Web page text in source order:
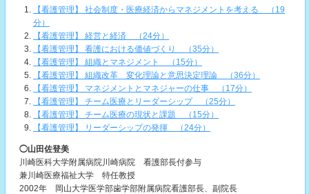
【看護管理】 社会制度・医療経済からマネジメントを考える （19
分）
【看護管理】 経営と経済 （24分）
【看護管理】 看護における価値づくり （35分）
【看護管理】 組織とマネジメント （15分）
【看護管理】 組織改革 変化理論と意思決定理論 （36分）
【看護管理】 マネジメントとマネジャーの仕事 （17分）
【看護管理】 チーム医療とリーダーシップ （25分）
【看護管理】 チーム医療の現状と課題 （15分）
【看護管理】 リーダーシップの発揮 （24分）
◯山田佐登美
川崎医科大学附属病院川崎病院 看護部長付参与
兼川崎医療福祉大学 特任教授
2002年 岡山大学医学部歯学部附属病院看護部長、副院長